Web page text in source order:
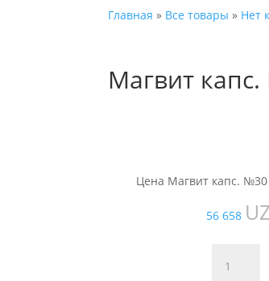
Главная » Все товары » Нет
Магвит
Цена Магвит капс.
56 658
товара